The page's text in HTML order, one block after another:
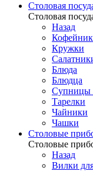
Столовая
Столовая
Назад
Кружки
Блюда
Блюдца
Супницы
Тарелки
Чайники
Чашки
Cтоловые
Cтоловые
Назад
Вилки